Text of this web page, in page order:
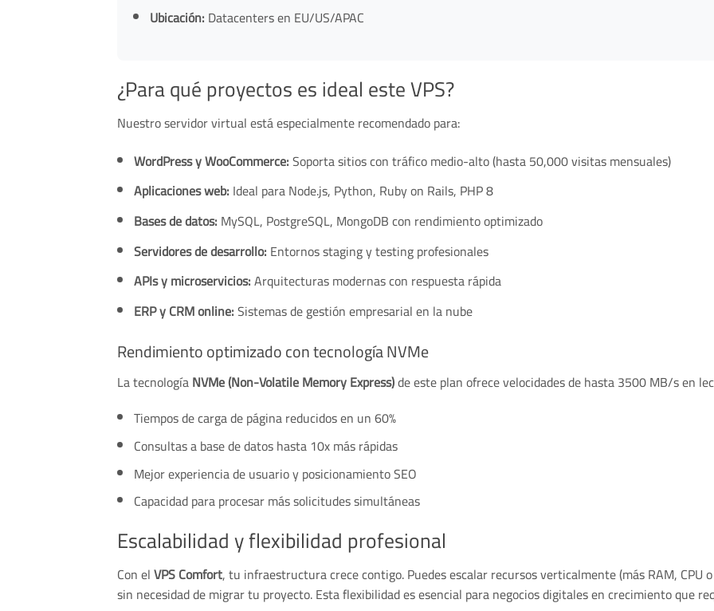
Ubicación: Datacenters en EU/US/APAC
¿Para qué proyectos es ideal este VPS?
Nuestro servidor virtual está especialmente recomendado para:
WordPress y WooCommerce:Soporta sitios con tráfico medio-alto (hasta 50,000 visitas mensuales)
Aplicaciones web: Ideal para Node.js, Python, Ruby on Rails, PHP 8
Bases de datos: MySQL, PostgreSQL, MongoDB con rendimiento optimizado
Servidores de desarrollo: Entornos staging y testing profesionales
APIs y microservicios:Arquitecturas modernas con respuesta rápida
ERP y CRM online:Sistemas de gestión empresarial en la nube
Rendimiento optimizado con tecnología NVMe
La tecnologíaNVMe (Non-Volatile Memory Express)de este plan ofrece velocidades de hasta 3500 MB/s en
Tiempos de carga de página reducidos en un 60%
Consultas a base de datos hasta 10x más rápidas
Mejor experiencia de usuario y posicionamiento SEO
Capacidad para procesar más solicitudes simultáneas
Escalabilidad y flexibilidad profesional
Con elVPS Comfort, tu infraestructura crece contigo. Puedes escalar recursos verticalmente (más RAM, CPU
sin necesidad de migrar tu proyecto. Esta flexibilidad es esencial para negocios digitales en crecimiento que